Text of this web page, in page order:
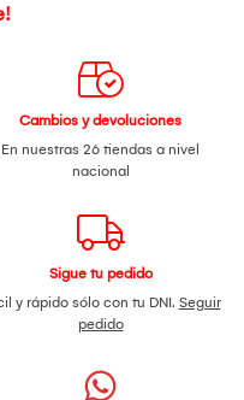
Cambios y devoluciones
En nuestras 26 tiendas a nivel
nacional
Sigue tu pedido
y rápido sólo con tu DNI. Seguir
pedido